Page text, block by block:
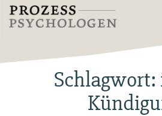
Zum
Inhalt
Prozesspsychologen
Schlagwort: